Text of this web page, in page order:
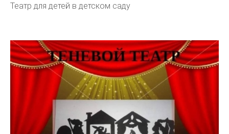
Театр для детей в детском саду